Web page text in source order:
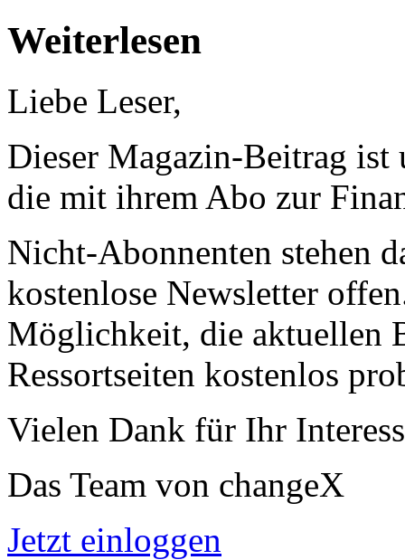
Weiterlesen
Liebe Leser,
Dieser Magazin-Beitrag ist
die mit ihrem Abo zur
Nicht-Abonnenten stehen
kostenlose Newsletter
Möglichkeit, die aktuellen
Ressortseiten kostenlos
Vielen Dank für Ihr
Das Team von changeX
Jetzt einloggen